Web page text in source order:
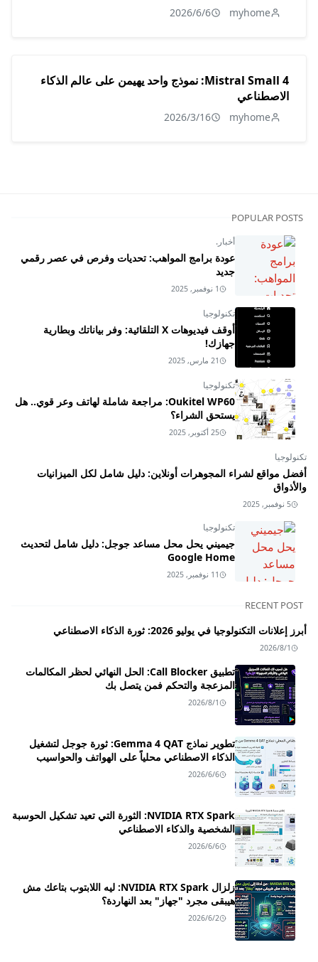
myhome
2026/6/6
Mistral Small 4: نموذج واحد يهيمن على عالم الذكاء
الاصطناعي
myhome
2026/3/16
POPULAR POSTS
أخبار.
عودة برامج المواهب: تحديات وفرص في عصر رقمي
جديد
1 نوفمبر, 2025
تكنولوجيا
أوقف فيديوهات X التلقائية: وفر بياناتك وبطارية
جهازك!
21 مارس, 2025
تكنولوجيا
Oukitel WP60: مراجعة شاملة لهاتف وعر قوي.. هل
يستحق الشراء؟
25 أكتوبر, 2025
تكنولوجيا
أفضل مواقع لشراء المجوهرات أونلاين: دليل شامل لكل الميزانيات
والأذواق
5 نوفمبر, 2025
تكنولوجيا
جيميني يحل محل مساعد جوجل: دليل شامل لتحديث
Google Home
11 نوفمبر, 2025
RECENT POST
أبرز إعلانات التكنولوجيا في يوليو 2026: ثورة الذكاء الاصطناعي
2026/8/1
تطبيق Call Blocker: الحل النهائي لحظر المكالمات
المزعجة والتحكم فمن يتصل بك
2026/8/1
تطوير نماذج Gemma 4 QAT: ثورة جوجل لتشغيل
الذكاء الاصطناعي محلياً على الهواتف والحواسيب
2026/6/6
NVIDIA RTX Spark: الثورة التي تعيد تشكيل الحوسبة
الشخصية والذكاء الاصطناعي
2026/6/6
زلزال NVIDIA RTX Spark: ليه اللابتوب بتاعك مش
هيبقى مجرد "جهاز" بعد النهاردة؟
2026/6/2